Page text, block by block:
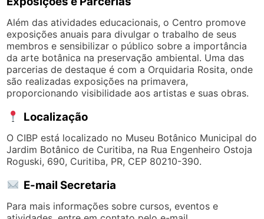
Além das atividades educacionais, o Centro promove
exposições anuais para divulgar o trabalho de seus
membros e sensibilizar o público sobre a importância
da arte botânica na preservação ambiental. Uma das
parcerias de destaque é com a Orquidaria Rosita, onde
são realizadas exposições na primavera,
proporcionando visibilidade aos artistas e suas obras.
Localização
O CIBP está localizado no Museu Botânico Municipal do
Jardim Botânico de Curitiba, na Rua Engenheiro Ostoja
Roguski, 690, Curitiba, PR, CEP 80210-390.
E-mail Secretaria
Para mais informações sobre cursos, eventos e